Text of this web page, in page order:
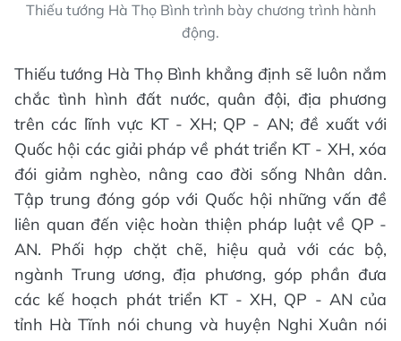
Thiếu tướng Hà Thọ Bình trình bày chương trình hành
động.
Thiếu tướng Hà Thọ Bình khẳng định sẽ luôn nắm
chắc tình hình đất nước, quân đội, địa phương
trên các lĩnh vực KT - XH; QP - AN; đề xuất với
Quốc hội các giải pháp về phát triển KT - XH, xóa
đói giảm nghèo, nâng cao đời sống Nhân dân.
Tập trung đóng góp với Quốc hội những vấn đề
liên quan đến việc hoàn thiện pháp luật về QP -
AN. Phối hợp chặt chẽ, hiệu quả với các bộ,
ngành Trung ương, địa phương, góp phần đưa
các kế hoạch phát triển KT - XH, QP - AN của
tỉnh Hà Tĩnh nói chung và huyện Nghi Xuân nói